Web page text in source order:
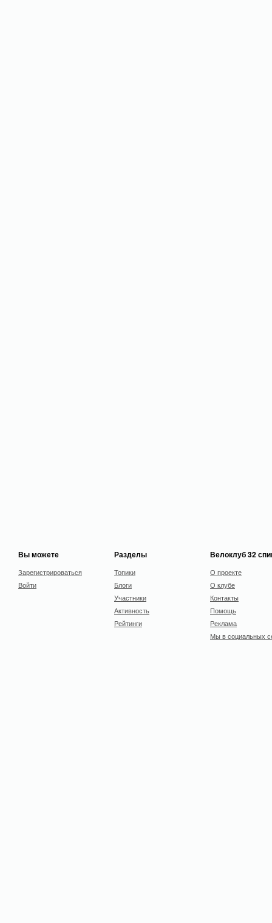
Вы можете
Зарегистрироваться
Войти
Разделы
Топики
Блоги
Участники
Активность
Рейтинги
Велоклуб 32
О проекте
О клубе
Контакты
Помощь
Реклама
Мы в социальных